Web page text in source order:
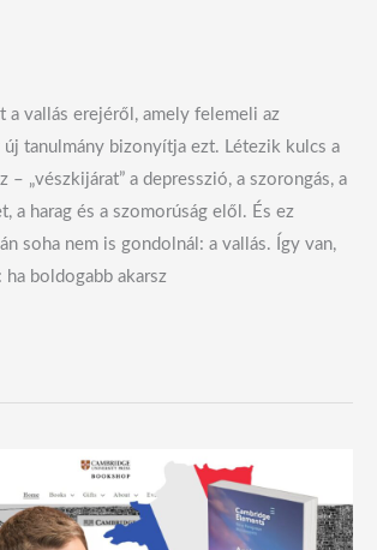
a vallás erejéről, amely felemeli az
tanulmány bizonyítja ezt. Létezik kulcs a
– „vészkijárat” a depresszió, a szorongás, a
a harag és a szomorúság elől. És ez
soha nem is gondolnál: a vallás. Így van,
boldogabb akarsz